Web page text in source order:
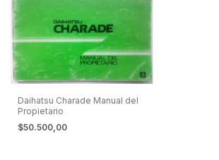
Daihatsu Charade Manual del
Propietario
$50.500,00